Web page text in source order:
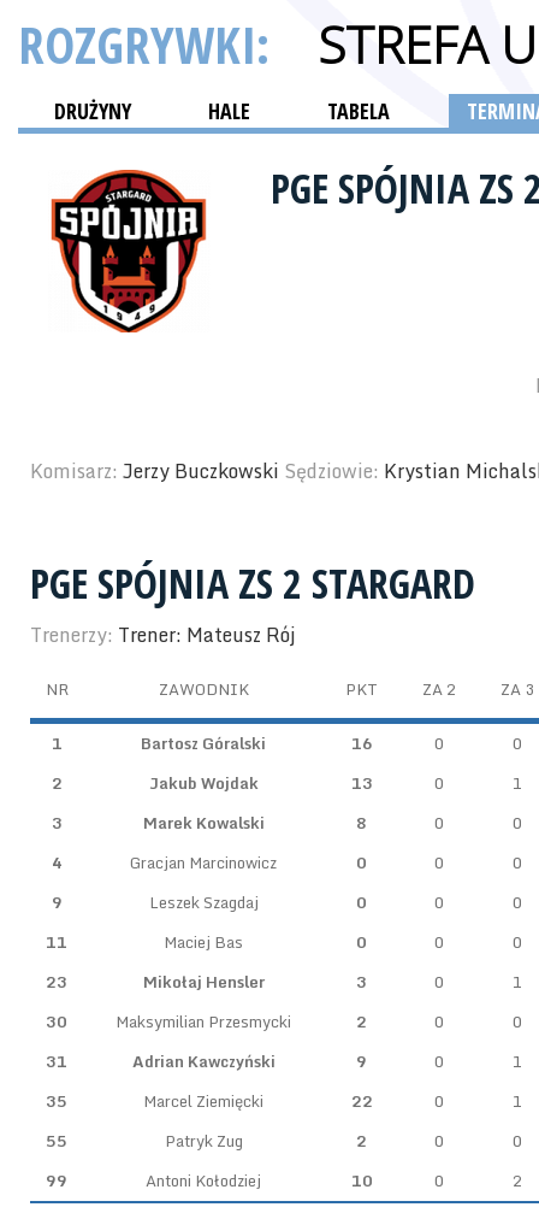
ROZGRYWKI: STREFA
DRUŻYNY HALE TABELA
PGE SPÓJNIA ZS
Komisarz: Jerzy Buczkowski Sędziowie: Krystian
PGE SPÓJNIA ZS 2 STARGARD
Trenerzy: Trener: Mateusz Rój
NR ZAWODNIK PKT ZA 2 ZA 3
1 Bartosz Góralski 16 0
0
2
Jakub Wojdak 13 0
1
3
Marek Kowalski 8 0
0
4
Gracjan Marcinowicz 0 0
0
9
Leszek Szagdaj 0 0
0
11
Maciej Bas 0 0
0
23
Mikołaj Hensler 3 0
1
30
Maksymilian Przesmycki 2 0
0
31
Adrian Kawczyński 9 0
1
35
Marcel Ziemięcki 22 0
1
55
Patryk Zug 2 0
0
99
Antoni Kołodziej 10 0
2